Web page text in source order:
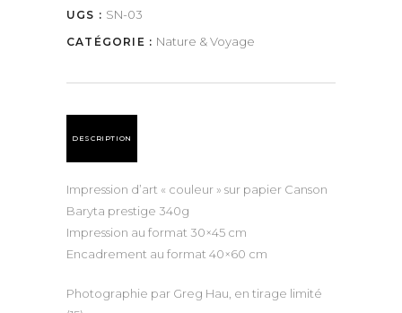
UGS : SN-03
CATÉGORIE : Nature & Voyage
DESCRIPTION
Impression d’art « couleur » sur papier Canson
Baryta prestige 340g
Impression au format 30×45 cm
Encadrement au format 40×60 cm
Photographie par Greg Hau, en tirage limité